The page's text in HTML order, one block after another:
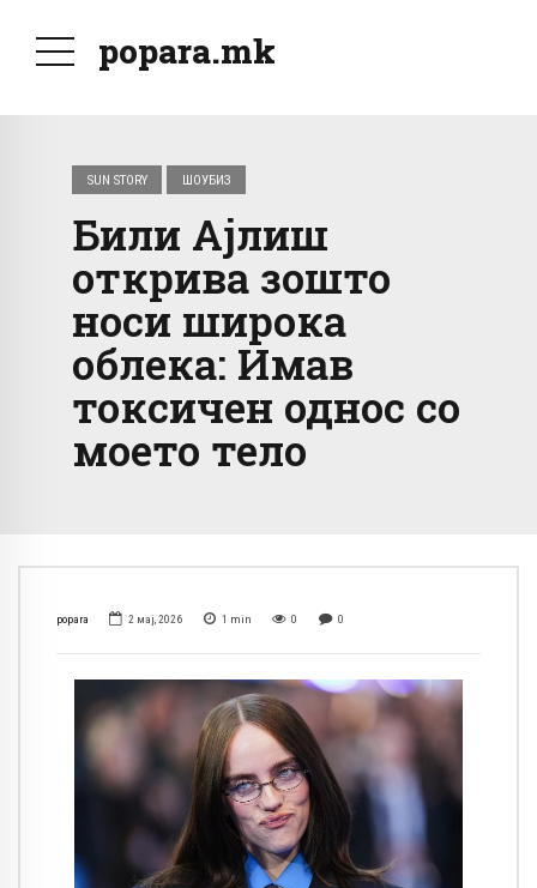
popara.mk
SUN STORY ШОУБИЗ
Били Ајлиш
открива зошто
носи широка
облека: Имав
токсичен однос со
моето тело
popara 2 мај, 2026 1 min 0 0